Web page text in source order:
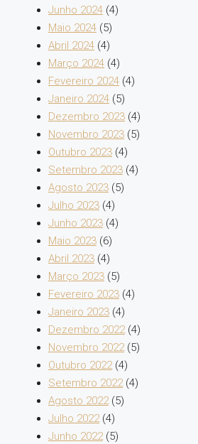
Junho 2024 (4)
Maio 2024 (5)
Abril 2024 (4)
Março 2024 (4)
Fevereiro 2024 (4)
Janeiro 2024 (5)
Dezembro 2023 (4)
Novembro 2023 (5)
Outubro 2023 (4)
Setembro 2023 (4)
Agosto 2023 (5)
Julho 2023 (4)
Junho 2023 (4)
Maio 2023 (6)
Abril 2023 (4)
Março 2023 (5)
Fevereiro 2023 (4)
Janeiro 2023 (4)
Dezembro 2022(4)
Novembro 2022(5)
Outubro 2022(4)
Setembro 2022(4)
Agosto 2022(5)
Julho 2022(4)
Junho 2022(5)